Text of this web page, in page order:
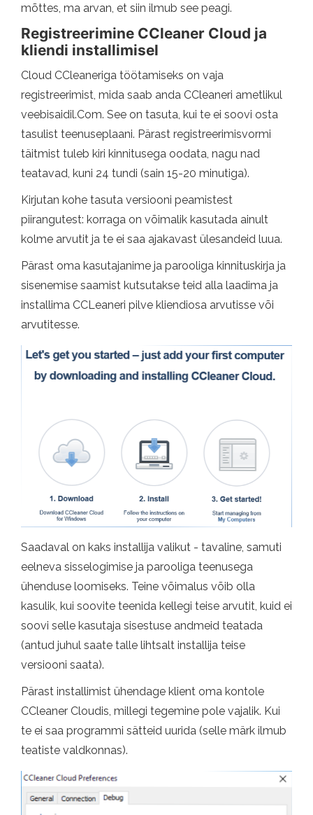
mõttes, ma arvan, et siin ilmub see peagi.
Registreerimine CCleaner Cloud ja
kliendi installimisel
Cloud CCleaneriga töötamiseks on vaja
registreerimist, mida saab anda CCleaneri ametlikul
veebisaidil.Com. See on tasuta, kui te ei soovi osta
tasulist teenuseplaani. Pärast registreerimisvormi
täitmist tuleb kiri kinnitusega oodata, nagu nad
teatavad, kuni 24 tundi (sain 15-20 minutiga).
Kirjutan kohe tasuta versiooni peamistest
piirangutest: korraga on võimalik kasutada ainult
kolme arvutit ja te ei saa ajakavast ülesandeid luua.
Pärast oma kasutajanime ja parooliga kinnituskirja ja
sisenemise saamist kutsutakse teid alla laadima ja
installima CCLeaneri pilve kliendiosa arvutisse või
arvutitesse.
Saadaval on kaks installija valikut - tavaline, samuti
eelneva sisselogimise ja parooliga teenusega
ühenduse loomiseks. Teine võimalus võib olla
kasulik, kui soovite teenida kellegi teise arvutit, kuid ei
soovi selle kasutaja sisestuse andmeid teatada
(antud juhul saate talle lihtsalt installija teise
versiooni saata).
Pärast installimist ühendage klient oma kontole
CCleaner Cloudis, millegi tegemine pole vajalik. Kui
te ei saa programmi sätteid uurida (selle märk ilmub
teatiste valdkonnas).